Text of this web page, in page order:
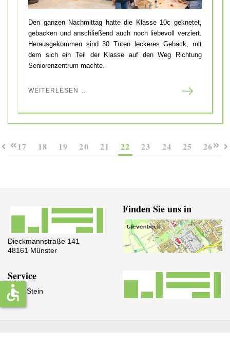
Den ganzen Nachmittag hatte die Klasse 10c geknetet,
gebacken und anschließend auch noch liebevoll verziert.
Herausgekommen sind 30 Tüten leckeres Gebäck, mit
dem sich ein Teil der Klasse auf den Weg Richtung
Seniorenzentrum machte.
WEITERLESEN …
17 18 19 20 21 22 23 24 25 26
Dieckmannstraße 141
48161 Münster
Finden Sie uns in
Service
IServ Stein
accessible